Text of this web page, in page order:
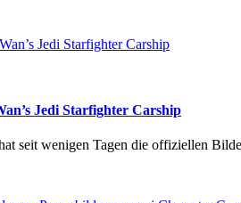
Jedi Starfighter Carship
seit wenigen Tagen die offiziellen